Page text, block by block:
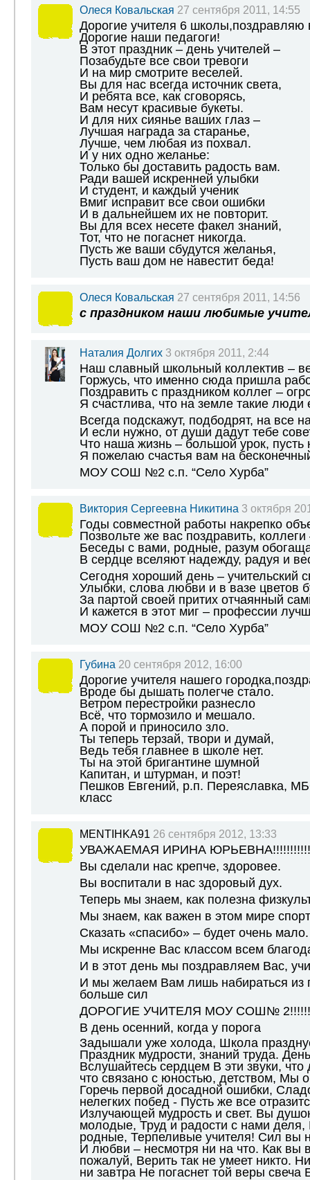
Олеся Ковальская 27 сентября 2011, 14:55
Дорогие учителя 6 школы,поздравляю
Дорогие наши педагоги!
В этот праздник – день учителей –
Позабудьте все свои тревоги
И на мир смотрите веселей.
Вы для нас всегда источник света,
И ребята все, как сговорясь,
Вам несут красивые букеты.
И для них сиянье ваших глаз –
Лучшая награда за старанье,
Лучше, чем любая из похвал.
И у них одно желанье:
Только бы доставить радость вам.
Ради вашей искренней улыбки
И студент, и каждый ученик
Вмиг исправит все свои ошибки
И в дальнейшем их не повторит.
Вы для всех несете факел знаний,
Тот, что не погаснет никогда.
Пусть же ваши сбудутся желанья,
Пусть ваш дом не навестит беда!
Олеся Ковальская 27 сентября 2011, 14:56
с праздником наши любимые
Наталия Долгих 3 октября 2011, 2:44
Наш славный школьный коллектив –
Горжусь, что именно сюда пришла
Поздравить с праздником коллег –
Я счастлива, что на земле такие люди
Всегда подскажут, подбодрят, на все
И если нужно, от души дадут тебе
Что наша жизнь – большой урок, пусть
Я пожелаю счастья вам на
МОУ СОШ №2 с.п. “Село Хурба”
Виктория Сергеевна Никитина 3 октября
Годы совместной работы накрепко
Позвольте же вас поздравить, коллеги
Беседы с вами, родные, разум
В сердце вселяют надежду, радуя и
Сегодня хороший день – учительский
Улыбки, слова любви и в вазе цветов
За партой своей притих отчаянный
И кажется в этот миг – профессии
МОУ СОШ №2 с.п. “Село Хурба”
Губина 20 сентября 2012, 16:00
Дорогие учителя нашего
Вроде бы дышать полегче стало.
Ветром перестройки разнесло
Всё, что тормозило и мешало.
А порой и приносило зло.
Ты теперь терзай, твори и думай,
Ведь тебя главнее в школе нет.
Ты на этой бригантине шумной
Капитан, и штурман, и поэт!
Пешков Евгений, р.п. Переяславка,
класс
MENTIHKA91 26 сентября 2012, 13:33
УВАЖАЕМАЯ ИРИНА
Вы сделали нас крепче, здоровее.
Вы воспитали в нас здоровый дух.
Теперь мы знаем, как полезна
Мы знаем, как важен в этом мире
Сказать «спасибо» – будет очень мало.
Мы искренне Вас классом всем
И в этот день мы поздравляем Вас,
И мы желаем Вам лишь набираться из
больше сил
ДОРОГИЕ УЧИТЕЛЯ МОУ СОШ№
В день осенний, когда у порога
Задышали уже холода, Школа
Праздник мудрости, знаний труда.
Вслушайтесь сердцем В эти звуки,
что связано с юностью, детством, Мы
Горечь первой досадной ошибки,
нелегких побед - Пусть же все
Излучающей мудрость и свет. Вы
молодые, Труд и радости с нами
родные, Терпеливые учителя! Сил вы
И любви – несмотря ни на что. Как вы
пожалуй, Верить так не умеет никто.
ни завтра Не погаснет той веры свеча